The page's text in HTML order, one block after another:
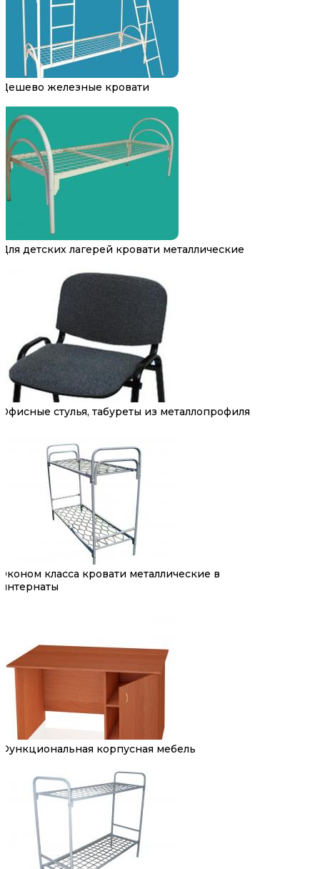
Дешево железные кровати
Для детских лагерей кровати металлические
Офисные стулья, табуреты из металлопрофиля
Эконом класса кровати металлические в
интернаты
Функциональная корпусная мебель